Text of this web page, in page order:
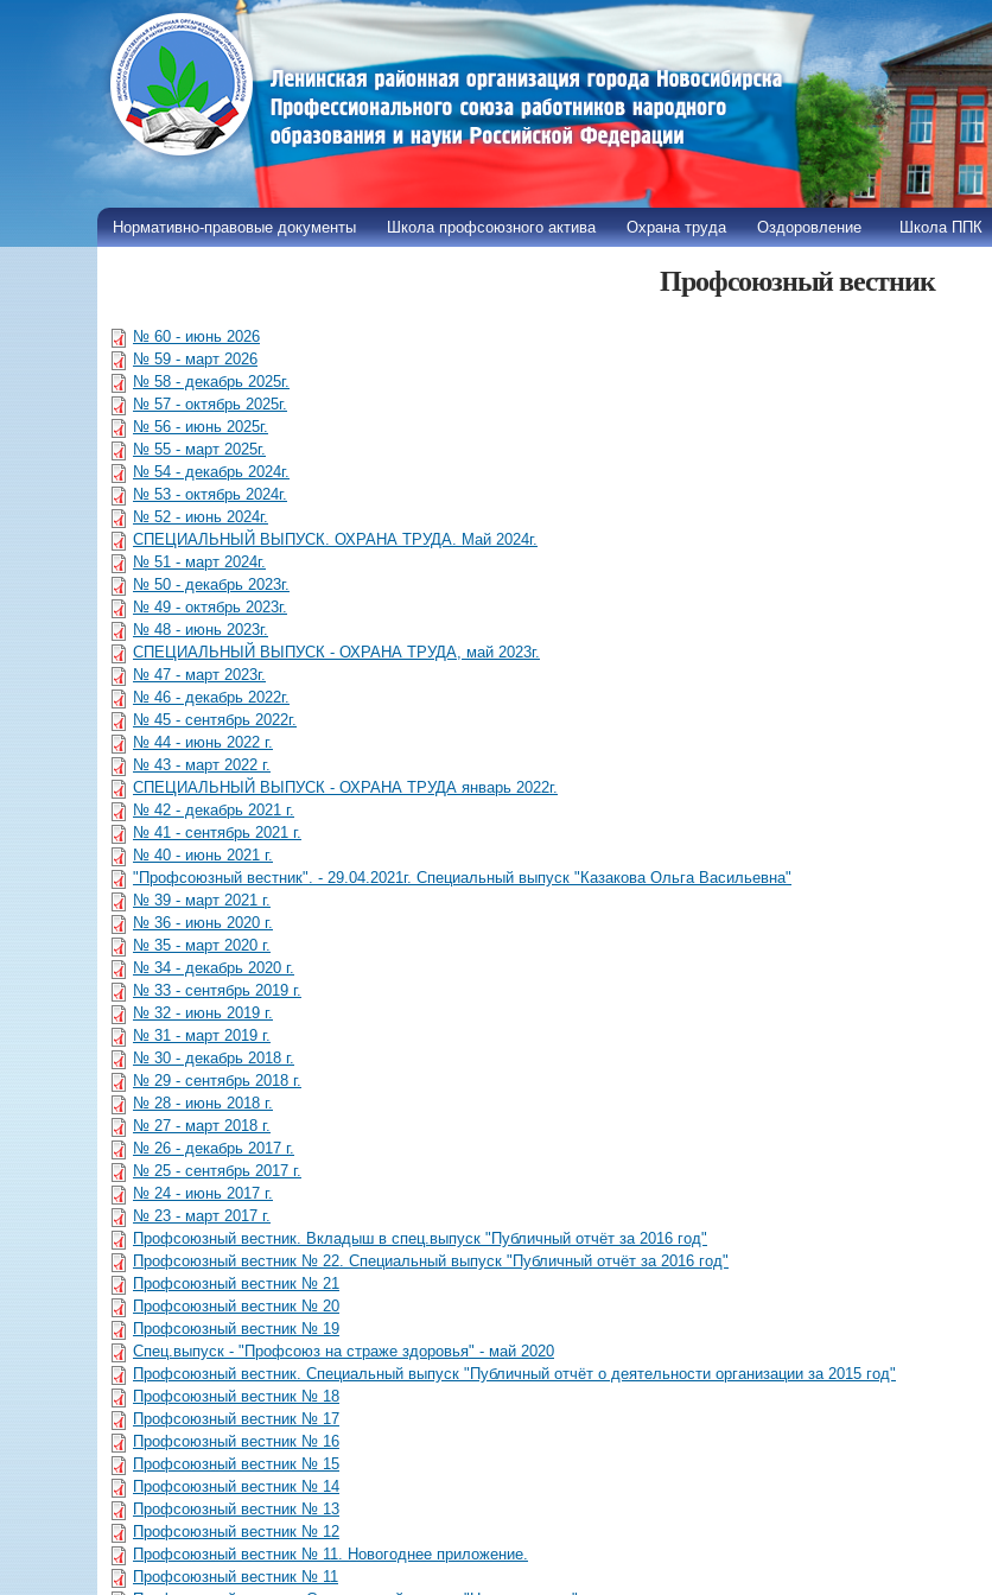
Перейти к
основному
содержанию
Нормативно-правовые документы Школа профсоюзного актива Охрана труда Оздоровление Школа ППК
Профсоюзный вестник
№ 60 - июнь 2026
№ 59 - март 2026
№ 58 - декабрь 2025г.
№ 57 - октябрь 2025г.
№ 56 - июнь 2025г.
№ 55 - март 2025г.
№ 54 - декабрь 2024г.
№ 53 - октябрь 2024г.
№ 52 - июнь 2024г.
СПЕЦИАЛЬНЫЙ ВЫПУСК. ОХРАНА ТРУДА. Май 2024г.
№ 51 - март 2024г.
№ 50 - декабрь 2023г.
№ 49 - октябрь 2023г.
№ 48 - июнь 2023г.
СПЕЦИАЛЬНЫЙ ВЫПУСК - ОХРАНА ТРУДА, май 2023г.
№ 47 - март 2023г.
№ 46 - декабрь 2022г.
№ 45 - сентябрь 2022г.
№ 44 - июнь 2022 г.
№ 43 - март 2022 г.
СПЕЦИАЛЬНЫЙ ВЫПУСК - ОХРАНА ТРУДА январь 2022г.
№ 42 - декабрь 2021 г.
№ 41 - сентябрь 2021 г.
№ 40 - июнь 2021 г.
"Профсоюзный вестник". - 29.04.2021г. Специальный выпуск "Казакова Ольга Васильевна"
№ 39 - март 2021 г.
№ 36 - июнь 2020 г.
№ 35 - март 2020 г.
№ 34 - декабрь 2020 г.
№ 33 - сентябрь 2019 г.
№ 32 - июнь 2019 г.
№ 31 - март 2019 г.
№ 30 - декабрь 2018 г.
№ 29 - сентябрь 2018 г.
№ 28 - июнь 2018 г.
№ 27 - март 2018 г.
№ 26 - декабрь 2017 г.
№ 25 - сентябрь 2017 г.
№ 24 - июнь 2017 г.
№ 23 - март 2017 г.
Профсоюзный вестник. Вкладыш в спец.выпуск "Публичный отчёт за 2016 год"
Профсоюзный вестник № 22. Специальный выпуск "Публичный отчёт за 2016 год"
Профсоюзный вестник № 21
Профсоюзный вестник № 20
Профсоюзный вестник № 19
Спец.выпуск - "Профсоюз на страже здоровья" - май 2020
Профсоюзный вестник. Специальный выпуск "Публичный отчёт о деятельности организации за 2015 год"
Профсоюзный вестник № 18
Профсоюзный вестник № 17
Профсоюзный вестник № 16
Профсоюзный вестник № 15
Профсоюзный вестник № 14
Профсоюзный вестник № 13
Профсоюзный вестник № 12
Профсоюзный вестник № 11. Новогоднее приложение.
Профсоюзный вестник № 11